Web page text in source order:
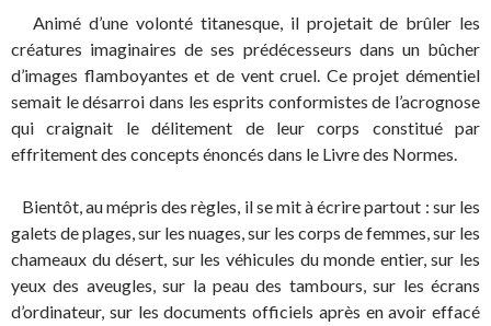
Animé d’une volonté titanesque, il projetait de brûler les
créatures imaginaires de ses prédécesseurs dans un bûcher
d’images flamboyantes et de vent cruel. Ce projet démentiel
semait le désarroi dans les esprits conformistes de l’acrognose
qui craignait le délitement de leur corps constitué par
effritement des concepts énoncés dans le Livre des Normes.
Bientôt, au mépris des règles, il se mit à écrire partout : sur les
galets de plages, sur les nuages, sur les corps de femmes, sur les
chameaux du désert, sur les véhicules du monde entier, sur les
yeux des aveugles, sur la peau des tambours, sur les écrans
d’ordinateur, sur les documents officiels après en avoir effacé